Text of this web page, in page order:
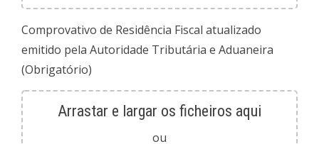
Comprovativo de Residência Fiscal atualizado
emitido pela Autoridade Tributária e Aduaneira
(Obrigatório)
Arrastar e largar os ficheiros aqui
ou